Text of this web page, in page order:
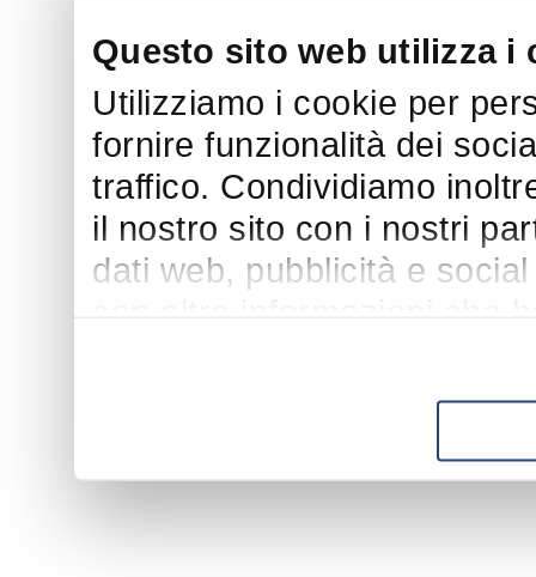
Questo sito web utilizza i
Utilizziamo i cookie per
fornire funzionalità dei
traffico. Condividiamo
il nostro sito con i nostri
dati web, pubblicità e